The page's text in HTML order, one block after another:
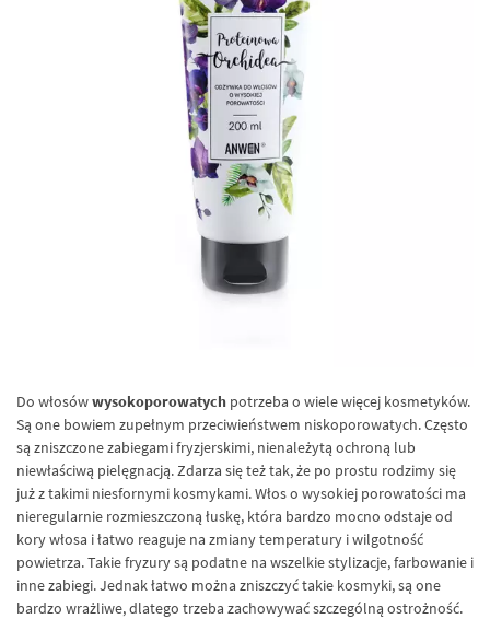
Do włosówwysokoporowatych potrzeba o wiele więcej kosmetyków.
Są one bowiem zupełnym przeciwieństwem niskoporowatych. Często
są zniszczone zabiegami fryzjerskimi, nienależytą ochroną lub
niewłaściwą pielęgnacją. Zdarza się też tak, że po prostu rodzimy się
już z takimi niesfornymi kosmykami. Włos o wysokiej porowatości ma
nieregularnie rozmieszczoną łuskę, która bardzo mocno odstaje od
kory włosa i łatwo reaguje na zmiany temperatury i wilgotność
powietrza. Takie fryzury są podatne na wszelkie stylizacje, farbowanie i
inne zabiegi. Jednak łatwo można zniszczyć takie kosmyki, są one
bardzo wrażliwe, dlatego trzeba zachowywać szczególną ostrożność.